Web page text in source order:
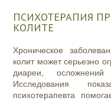
ПСИХОТЕРАПИЯ
КОЛИТЕ
Хроническое
колит может серьезно
диареи,
Исследования
психотерапевта